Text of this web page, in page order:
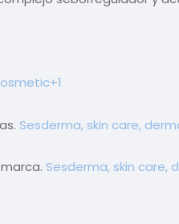
+1
Sesderma, skin care,
Sesderma, skin care,